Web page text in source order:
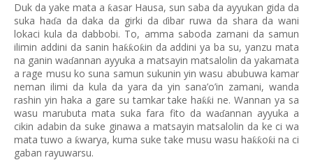
Duk da yake mata a ƙasar Hausa, sun saba da ayyukan gida da
suka haɗa da daka da girki daɗibar ruwa da shara da wani
lokaci kula da dabbobi. To, amma saboda zamani da samun
ilimin addini da sanin haƙƙoƙin da addini ya ba su, yanzu mata
na ganin waɗannan ayyuka a matsayin matsalolin da yakamata
a rage musu ko suna samun sukunin yin wasu abubuwa kamar
neman ilimi da kula da yara da yin sana’o’in zamani, wanda
rashin yin haka a gare su tamkar take haƙƙi ne. Wannan ya sa
wasu marubuta mata suka fara fito da waɗannan ayyuka a
cikin adabin da suke ginawa a matsayin matsalolin da ke ci wa
mata tuwo a ƙwarya, kuma suke take musu wasu haƙƙoƙi na ci
gaban rayuwarsu.